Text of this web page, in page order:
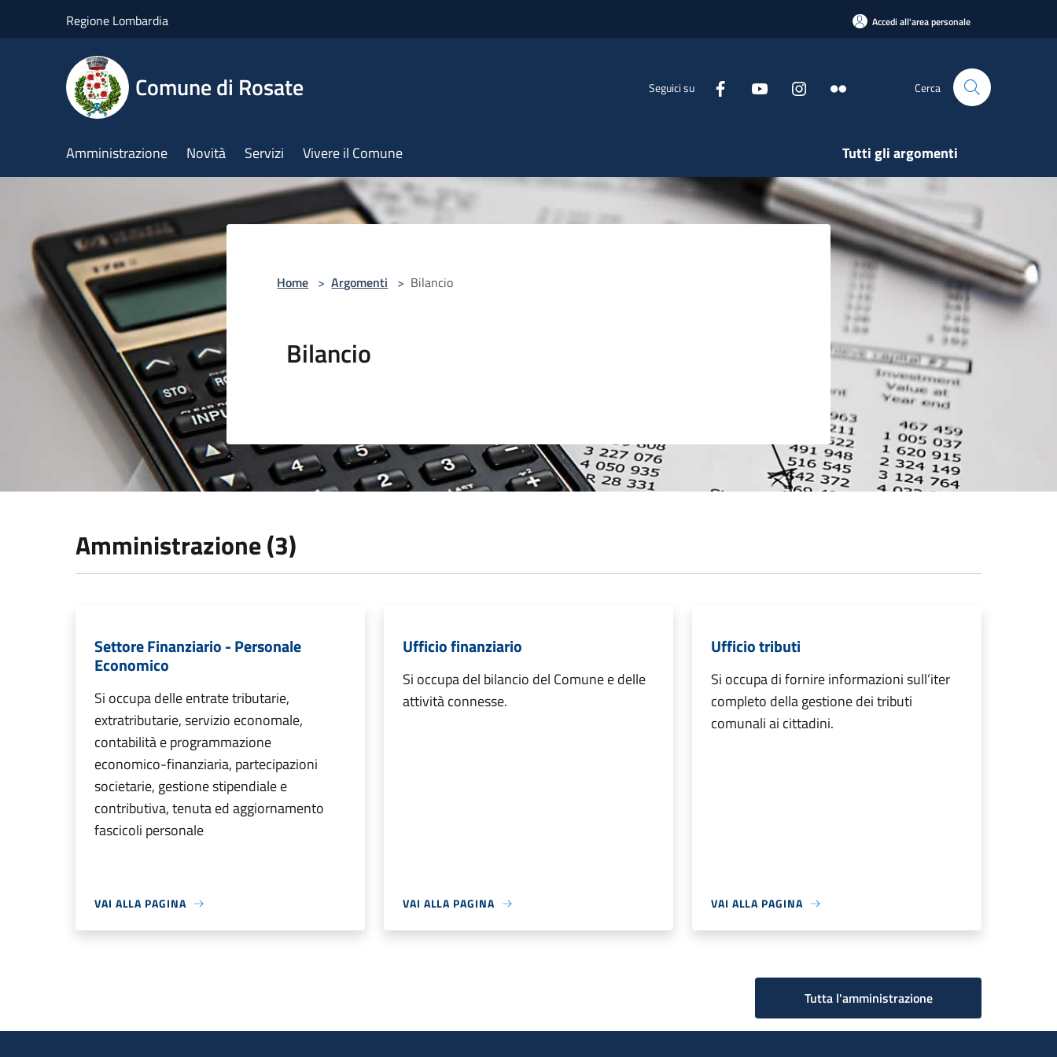
Regione Lombardia Accedi all'area personale
Comune di Rosate Seguici su Cerca
Amministrazione Novità Servizi Vivere il Comune Tutti gli argomenti
Home > Argomenti > Bilancio
Bilancio
Amministrazione (3)
Settore Finanziario - Personale
Economico
Si occupa delle entrate tributarie,
extratributarie, servizio economale,
contabilità e programmazione
economico-finanziaria, partecipazioni
societarie, gestione stipendiale e
contributiva, tenuta ed aggiornamento
fascicoli personale
VAI ALLA PAGINA
Ufficio finanziario
Si occupa del bilancio del Comune e delle
attività connesse.
VAI ALLA PAGINA
Ufficio tributi
Si occupa di fornire informazioni sull’iter
completo della gestione dei tributi
comunali ai cittadini.
VAI ALLA PAGINA
Tutta l'amministrazione